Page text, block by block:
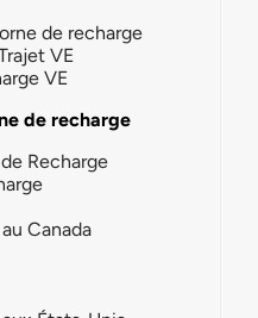
de recharge
VE
VE
de recharge
Recharge
Canada